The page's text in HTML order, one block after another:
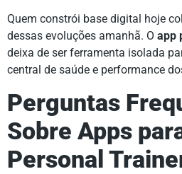
Quem constrói base digital hoje
dessas evoluções amanhã. O app
deixa de ser ferramenta isolada
central de saúde e performance
Perguntas
Sobre Apps
Personal